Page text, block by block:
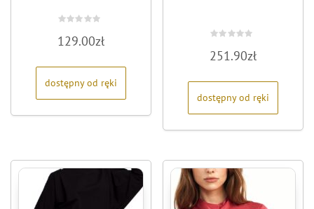
0129.00zł
dostępny od ręki
0
251.90zł
dostępny od ręki